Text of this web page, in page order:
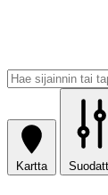
Kartta